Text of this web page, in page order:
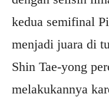
kedua semifinal
menjadi juara di
Shin Tae-yong
melakukannya